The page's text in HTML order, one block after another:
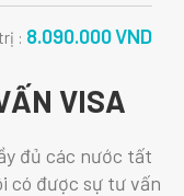
: 8.090.000VND
VISA
đủ các nước tất
có được sự tư vấn